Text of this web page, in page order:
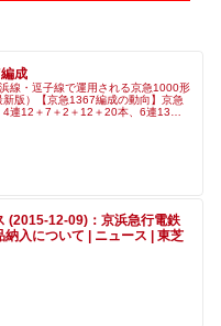
成
線・逗子線で運用される京急1000形
版）【京急1367編成の動向】京急
連12＋7＋2＋12＋20本、6連13＋
(2015-12-09)：京浜急行電鉄
納入について | ニュース | 東芝